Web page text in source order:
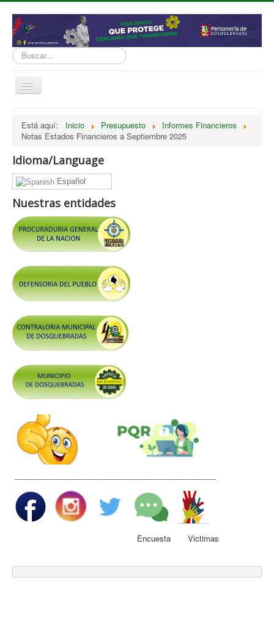
Buscar...
Cambiar
Normatividad
Nosotros
Presupuesto
Politicas, Planes, Proyectos
Tramites y Servicios
Contratación
Control y Rendición de Cuentas
Grupos De Interés
Gestión Seguridad y Salud en el Trabajo
Mesa de Victimas
Correo
Conciliación y Daño Antijurídico
Código de Integridad
Gestión del Talento Humano
Transparencia
Participa
Está aquí: Inicio Presupuesto
Informes Financieros
Notas Estados Financieros a Septiembre 2025
Idioma/Language
Español
Nuestras entidades
Encuesta Victimas